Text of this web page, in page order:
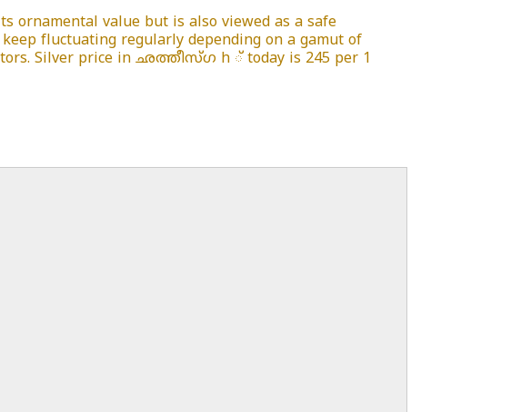
ornamental value but is also viewed as a safe
fluctuating regularly depending on a gamut of
Silver price in ഛത്തീസ്ഗ h ് today is 245 per 1